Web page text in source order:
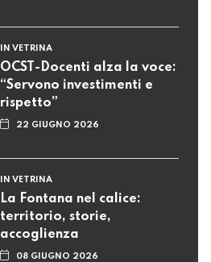
IN VETRINA
OCST-Docenti alza la voce:
“Servono investimenti e
rispetto”
22 GIUGNO 2026
IN VETRINA
La Fontana nel calice:
territorio, storie,
accoglienza
08 GIUGNO 2026